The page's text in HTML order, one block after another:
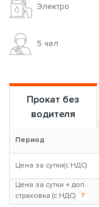
Электро
5 чел
Прокат без
водителя
Период
Цена за сутки(с НДС)
Цена за сутки + доп.
страховка (с НДС)
?